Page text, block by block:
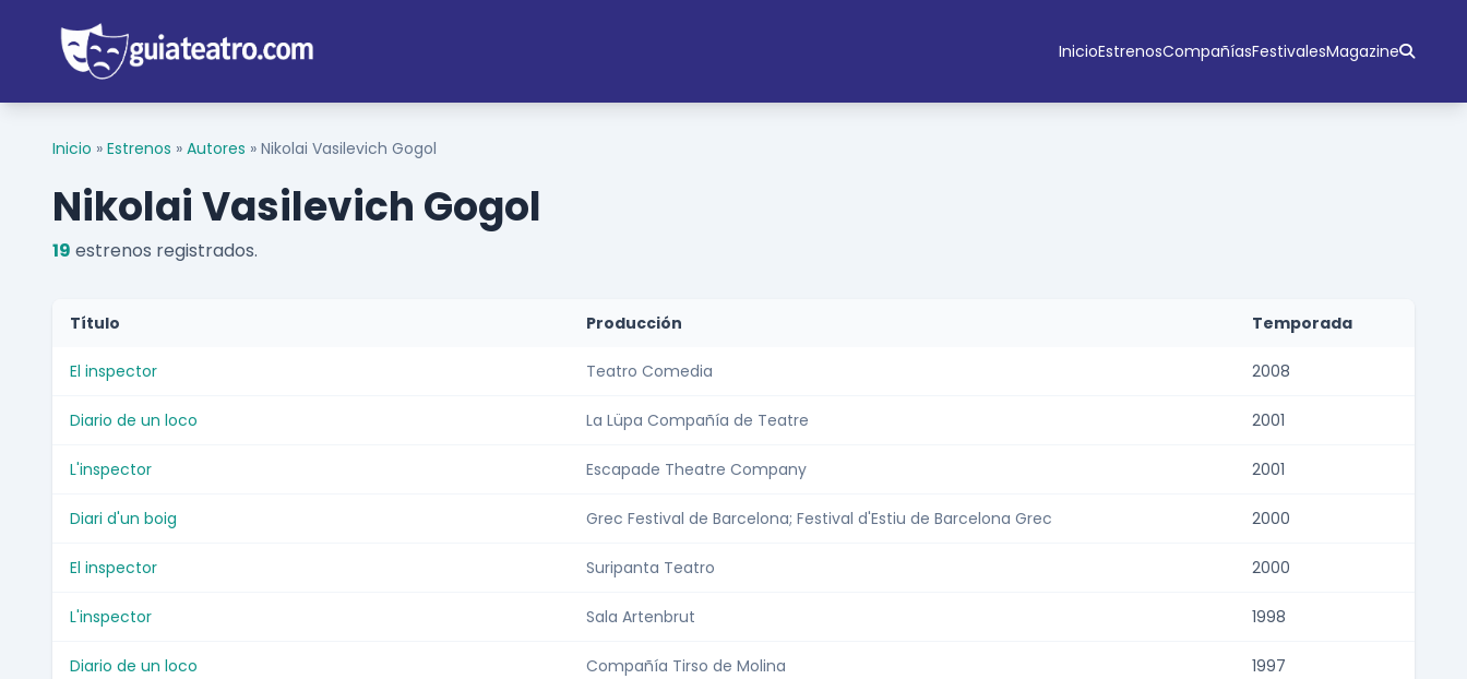
InicioEstrenosCompañíasFestivalesMagazine
Inicio » Estrenos » Autores » Nikolai Vasilevich Gogol
Nikolai Vasilevich Gogol
19 estrenos registrados.
Título Producción Temporada
El inspector Teatro Comedia 2008
Diario de un loco La Lüpa Compañía de Teatre 2001
L'inspector Escapade Theatre Company 2001
Diari d'un boig Grec Festival de Barcelona; Festival d'Estiu de Barcelona Grec 2000
El inspector Suripanta Teatro 2000
L'inspector Sala Artenbrut 1998
Diario de un loco Compañía Tirso de Molina 1997